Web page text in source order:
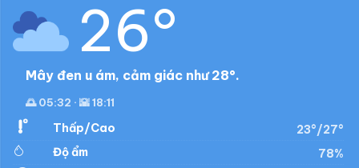
26°
Mây đen u ám, cảm giác như 28°.
🌅 05:32 · 🌇 18:11
Thấp/Cao
23°/27°
Độ ẩm
78%